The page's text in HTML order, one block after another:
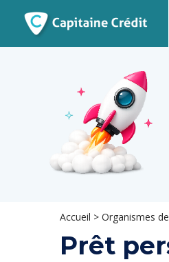
Accueil > Organismes
Prêt